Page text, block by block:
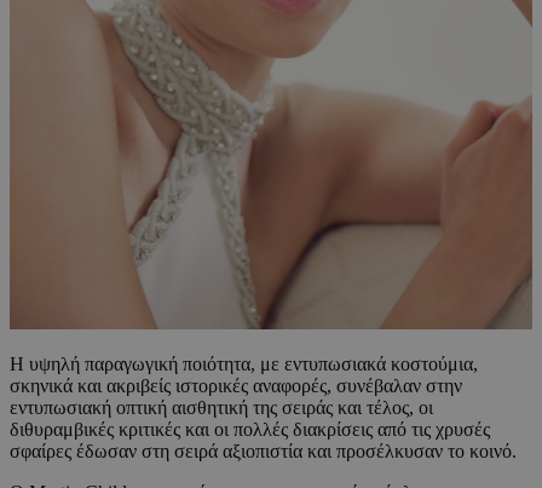
Η υψηλή παραγωγική ποιότητα, με εντυπωσιακά κοστούμια,
σκηνικά και ακριβείς ιστορικές αναφορές, συνέβαλαν στην
εντυπωσιακή οπτική αισθητική της σειράς και τέλος, οι
διθυραμβικές κριτικές και οι πολλές διακρίσεις από τις χρυσές
σφαίρες έδωσαν στη σειρά αξιοπιστία και προσέλκυσαν το κοινό.